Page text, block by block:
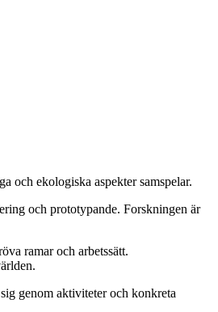
och ekologiska aspekter samspelar.
och prototypande. Forskningen är
ramar och arbetssätt.
genom aktiviteter och konkreta